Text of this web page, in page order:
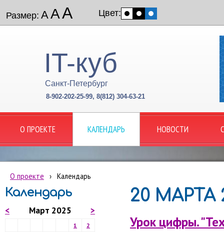
Размер: ААА Цвет:
IT-куб
Санкт-Петербург
8-902-202-25-99, 8(812) 304-63-21
О ПРОЕКТЕ КАЛЕНДАРЬ НОВОСТИ
О проекте › Календарь
Календарь
< >
Март 2025
1
2
20 МАРТА
Урок цифры.